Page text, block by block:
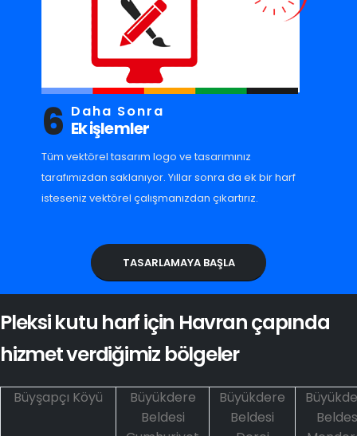
6 Daha Sonra
Ek işlemler
Tüm vektörel tasarım logo ve tasarımınız
tarafımızdan saklanıyor. Yıllar sonra da ek bir harf
isteseniz vektörel çalışmanızdan çıkartırız.
TASARLAMAYA BAŞLA
Pleksi kutu harf için Havran çapında
hizmet verdiğimiz bölgeler
Büyşapçı Köyü
Büyükdere
Beldesi
Büyükdere
Beldesi